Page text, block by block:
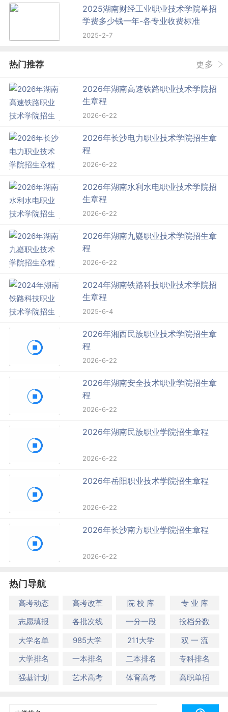
2025湖南财经工业职业技术学院单招
学费多少钱一年-各专业收费标准
2025-2-7
热门推荐 更多
2026年湖南高速铁路职业技术学院招
生章程
2026-6-22
2026年长沙电力职业技术学院招生章
程
2026-6-22
2026年湖南水利水电职业技术学院招
生章程
2026-6-22
2026年湖南九嶷职业技术学院招生章
程
2026-6-22
2024年湖南铁路科技职业技术学院招
生章程
2025-6-4
2026年湘西民族职业技术学院招生章
程
2026-6-22
2026年湖南安全技术职业学院招生章
程
2026-6-22
2026年湖南民族职业学院招生章程
2026-6-22
2026年岳阳职业技术学院招生章程
2026-6-22
2026年长沙南方职业学院招生章程
2026-6-22
热门导航
高考动态 高考改革 院 校 库
专 业 库
志愿填报
各批次线 一分一段
投档分数
大学名单
985大学 211大学
双 一 流
大学排名
一本排名 二本排名
专科排名
强基计划
艺术高考 体育高考 高职单招